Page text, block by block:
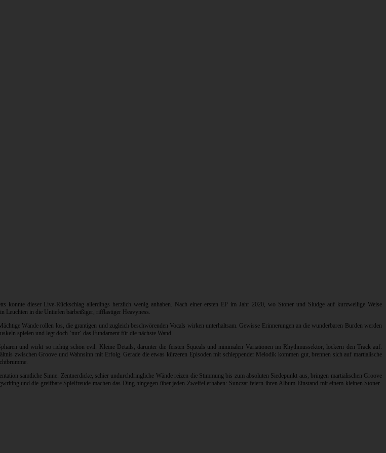
konnte dieser Live-Rückschlag allerdings herzlich wenig anhaben. Nach einer ersten EP im Jahr 2020, wo Stoner und Sludge auf kurzweilige Weise
Leuchten in die Untiefen bärbeißiger, rifflastiger Heavyness.
Wände rollen los, die grantigen und zugleich beschwörenden Vocals wirken unterhaltsam. Gewisse Erinnerungen an die wunderbaren Burden werden
spielen und legt doch ’nur‘ das Fundament für die nächste Wand.
und wirkt so richtig schön evil. Kleine Details, darunter die feisten Squeals und minimalen Variationen im Rhythmussektor, lockern den Track auf.
zwischen Groove und Wahnsinn mit Erfolg. Gerade die etwas kürzeren Episoden mit schleppender Melodik kommen gut, brennen sich auf martialische
sämtliche Sinne. Zentnerdicke, schier undurchdringliche Wände reizen die Stimmung bis zum absoluten Siedepunkt aus, bringen martialischen Groove
und die greifbare Spielfreude machen das Ding hingegen über jeden Zweifel erhaben: Sunczar feiern ihren Album-Einstand mit einem kleinen Stoner-